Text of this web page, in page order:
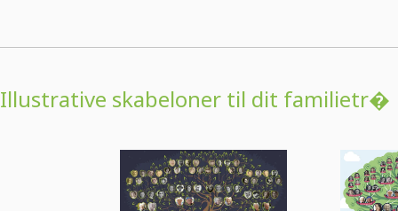
Illustrative skabeloner til dit familietr�